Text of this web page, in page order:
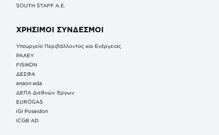
SOUTH STAFF Α.Ε.
ΧΡΗΣΙΜΟΙ ΣΥΝΔΕΣΜΟΙ
Υπουργείο Περιβάλλοντος και Ενέργειας
ΡΑΑΕΥ
FISIKON
ΔΕΣΦΑ
enaon eda
ΔΕΠΑ Διεθνών Έργων
EUROGAS
IGI Poseidon
ICGB AD